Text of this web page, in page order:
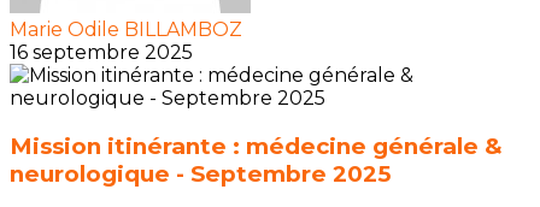
Marie Odile BILLAMBOZ
16 septembre 2025
Mission itinérante : médecine générale &
neurologique - Septembre 2025